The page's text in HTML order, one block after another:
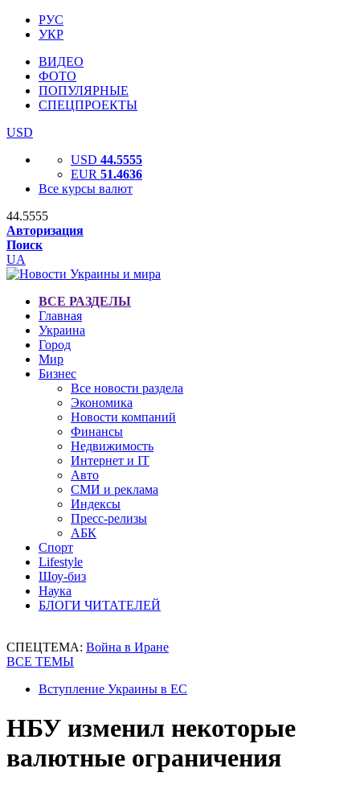
РУС
УКР
ВИДЕО
ФОТО
ПОПУЛЯРНЫЕ
СПЕЦПРОЕКТЫ
USD
USD 44.5555
EUR 51.4636
Все курсы валют
44.5555
Авторизация
Поиск
UA
ВСЕ РАЗДЕЛЫ
Главная
Украина
Город
Мир
Бизнес
Все новости раздела
Экономика
Новости компаний
Финансы
Недвижимость
Интернет и IT
Авто
СМИ и реклама
Индексы
Пресс-релизы
АБК
Спорт
Lifestyle
Шоу-биз
Наука
БЛОГИ ЧИТАТЕЛЕЙ
СПЕЦТЕМА: Война в Иране
ВСЕ ТЕМЫ
Вступление Украины в ЕС
НБУ изменил некоторые
валютные ограничения